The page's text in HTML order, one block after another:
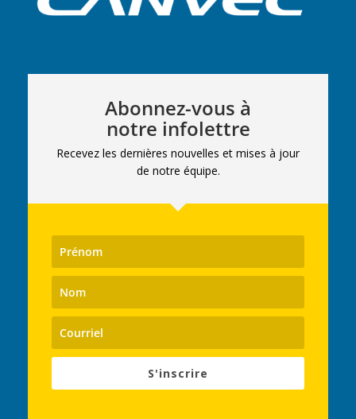
Abonnez-vous à
notre infolettre
Recevez les dernières nouvelles et mises à jour
de notre équipe.
S'inscrire